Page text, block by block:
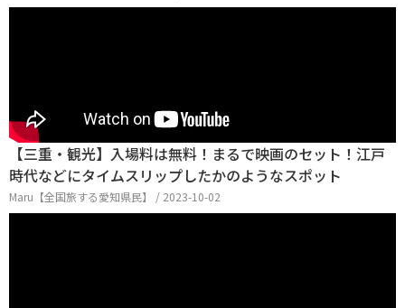
【三重・観光】入場料は無料！まるで映画のセット！江戸
時代などにタイムスリップしたかのようなスポット
Maru【全国旅する愛知県民】 / 2023-10-02